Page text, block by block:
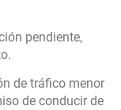
pendiente,
de tráfico menor
de conducir de